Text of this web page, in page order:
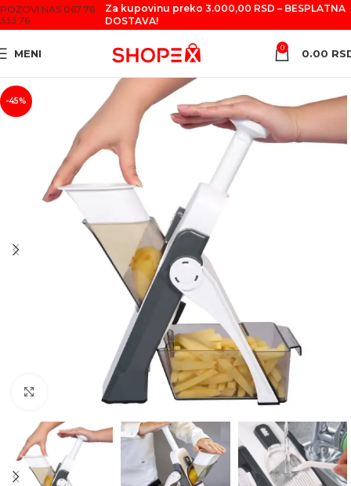
POZOVI NAS 067 76
333 76
Za kupovinu preko 3.000,00 RSD – BESPLATNA
DOSTAVA!
MENI 0 0.00
-45%
Click to enlarge